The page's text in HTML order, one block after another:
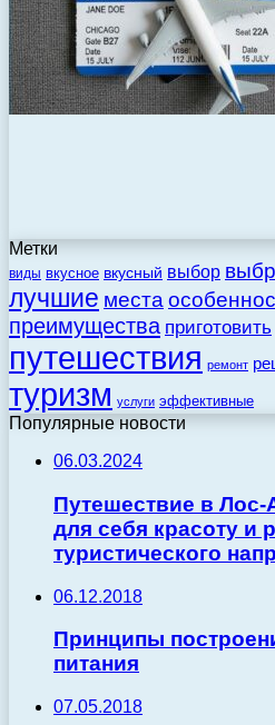
Метки
виды вкусное вкусный выбор
лучшие места
преимущества приготовить
путешествия ремонт
туризм услуги эффективные
Популярные новости
06.03.2024
Путешествие в Лос-
для себя красоту и
туристического
06.12.2018
Принципы
питания
07.05.2018